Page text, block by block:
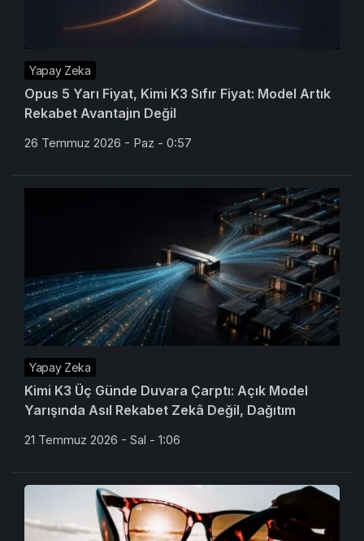
Yapay Zeka
Opus 5 Yarı Fiyat, Kimi K3 Sıfır Fiyat: Model Artık
Rekabet Avantajın Değil
26 Temmuz 2026 - Paz - 0:57
Yapay Zeka
Kimi K3 Üç Günde Duvara Çarptı: Açık Model
Yarışında Asıl Rekabet Zekâ Değil, Dağıtım
21 Temmuz 2026 - Sal - 1:06